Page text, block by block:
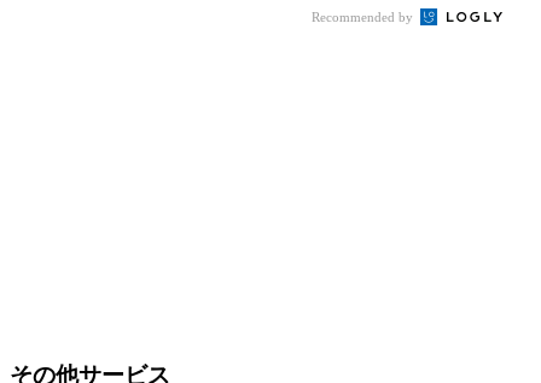
Recommended by
その他サービス